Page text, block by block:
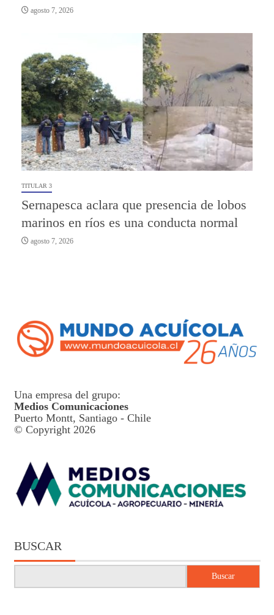
agosto 7, 2026
TITULAR 3
Sernapesca aclara que presencia de lobos
marinos en ríos es una conducta normal
agosto 7, 2026
Una empresa del grupo:
Medios Comunicaciones
Puerto Montt, Santiago - Chile
© Copyright 2026
BUSCAR
Buscar